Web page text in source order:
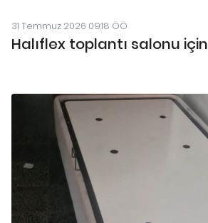
31 Temmuz 2026 09:18 ÖÖ
Halıflex toplantı salonu için